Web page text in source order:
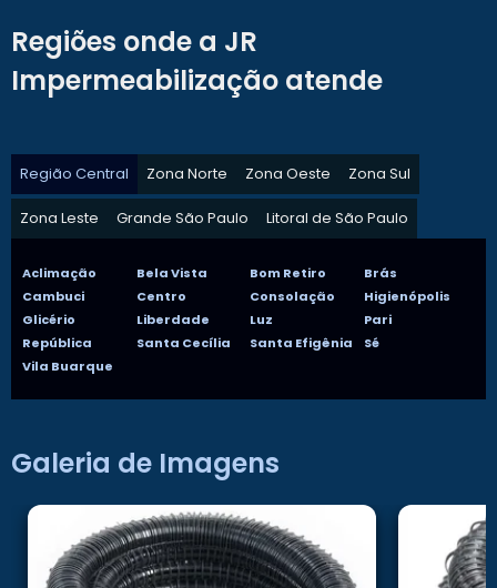
Regiões onde a JR
Impermeabilização atende
Região Central Zona Norte Zona Oeste Zona Sul
Zona Leste Grande São Paulo Litoral de São Paulo
Aclimação Bela Vista Bom Retiro
Brás
Cambuci
Centro Consolação
Higienópolis
Glicério
Liberdade Luz
Pari
República
Santa Cecília Santa Efigênia
Sé
Vila Buarque
Galeria de Imagens